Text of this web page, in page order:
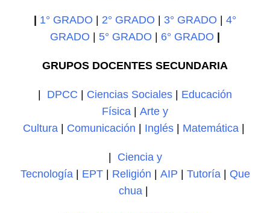
1° GRADO 2° GRADO 3° GRADO
4°
GRADO
5° GRADO 6° GRADO
GRUPOS DOCENTES SECUNDARIA
DPCC Ciencias Sociales
Educación
Física
Arte y
Cultura| Comunicación Inglés| Matemática|
Ciencia y
Tecnología| EPT| Religión AIP Tutoría| Que
chua